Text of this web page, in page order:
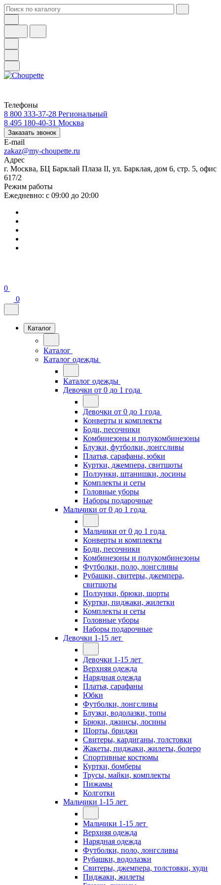
Телефоны
8 800 333-37-28 Региональный
8 495 180-40-31 Москва
Заказать звонок
E-mail
zakaz@my-choupette.ru
Адрес
г. Москва, БЦ Барклай Плаза II, ул. Барклая, дом 6, стр. 5, офис
617/2
Режим работы
Ежедневно: с 09:00 до 20:00
0
0
Каталог
Каталог
Каталог одежды
Каталог одежды
Девочки от 0 до 1 года
Девочки от 0 до 1 года
Конверты и комплекты
Боди, песочники
Комбинезоны и полукомбинезоны
Блузки, футболки, лонгсливы
Платья, сарафаны, юбки
Куртки, джемпера, свитшоты
Ползунки, штанишки, лосины
Комплекты и сеты
Головные уборы
Наборы подарочные
Мальчики от 0 до 1 года
Мальчики от 0 до 1 года
Конверты и комплекты
Боди, песочники
Комбинезоны и полукомбинезоны
Футболки, поло, лонгсливы
Рубашки, свитеры, джемпера,
свитшоты
Ползунки, брюки, шорты
Куртки, пиджаки, жилетки
Комплекты и сеты
Головные уборы
Наборы подарочные
Девочки 1-15 лет
Девочки 1-15 лет
Верхняя одежда
Нарядная одежда
Платья, сарафаны
Юбки
Футболки, лонгсливы
Блузки, водолазки, топы
Брюки, джинсы, лосины
Шорты, бриджи
Свитеры, кардиганы, толстовки
Жакеты, пиджаки, жилеты, болеро
Спортивные костюмы
Куртки, бомберы
Трусы, майки, комплекты
Пижамы
Колготки
Мальчики 1-15 лет
Мальчики 1-15 лет
Верхняя одежда
Нарядная одежда
Футболки, поло, лонгсливы
Рубашки, водолазки
Свитеры, джемпера, толстовки, худи
Пиджаки, жилеты